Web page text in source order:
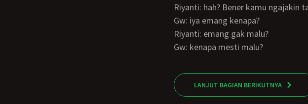
Riyanti: hah? Bener kamu ngajakin
Gw: iya emang kenapa?
Riyanti: emang gak malu?
Gw: kenapa mesti malu?
LANJUT BAGIAN BERIKUTNYA